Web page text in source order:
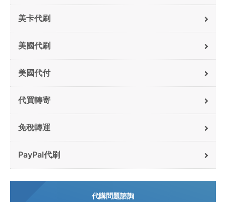
美卡代刷
美國代刷
美國代付
代買轉寄
免稅轉運
PayPal代刷
代購問題諮詢